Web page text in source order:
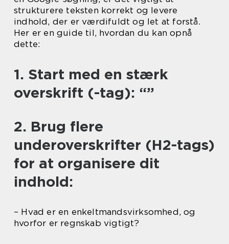
strukturere teksten korrekt og levere
indhold, der er værdifuldt og let at forstå.
Her er en guide til, hvordan du kan opnå
dette:
1. Start med en stærk
overskrift (-tag): “”
2. Brug flere
underoverskrifter (H2-tags)
for at organisere dit
indhold:
– Hvad er en enkeltmandsvirksomhed, og
hvorfor er regnskab vigtigt?